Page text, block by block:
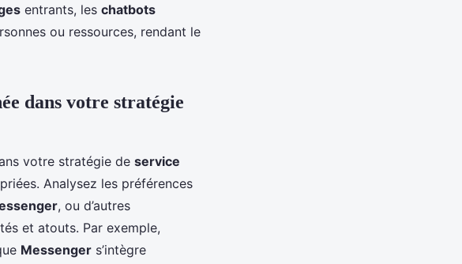
entrants, les chatbots
ou ressources, rendant le
dans votre stratégie
votre stratégie de service
Analysez les préférences
, ou d’autres
et atouts. Par exemple,
Messenger s’intègre